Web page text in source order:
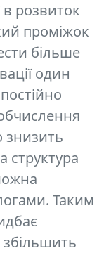
в розвиток
проміжок
більше
один
знизить
структура
Таким